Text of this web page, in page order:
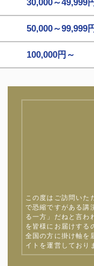
30,000～49,999
50,000～99,999
100,000円～
この度はご訪問いた
で恐縮ですがある講
る一方」だねと言わ
を皆様にお届けする
全国の方に掛け軸を
イトを運営しており